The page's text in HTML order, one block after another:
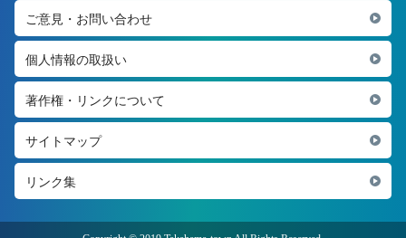
ご意見・お問い合わせ
個人情報の取扱い
著作権・リンクについて
サイトマップ
リンク集